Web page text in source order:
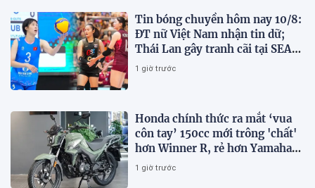
Tin bóng chuyền hôm nay 10/8:
ĐT nữ Việt Nam nhận tin dữ;
Thái Lan gây tranh cãi tại SEA
V.Cup 2026
1 giờ trước
Honda chính thức ra mắt ‘vua
côn tay’ 150cc mới trông 'chất'
hơn Winner R, rẻ hơn Yamaha
Exciter 10 triệu đồng
1 giờ trước